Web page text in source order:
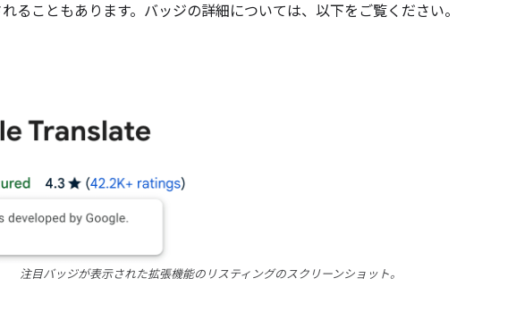
ることもあります。バッジの詳細については、以下をご覧ください。
注目バッジが表示された拡張機能のリスティングのスクリーンショット。